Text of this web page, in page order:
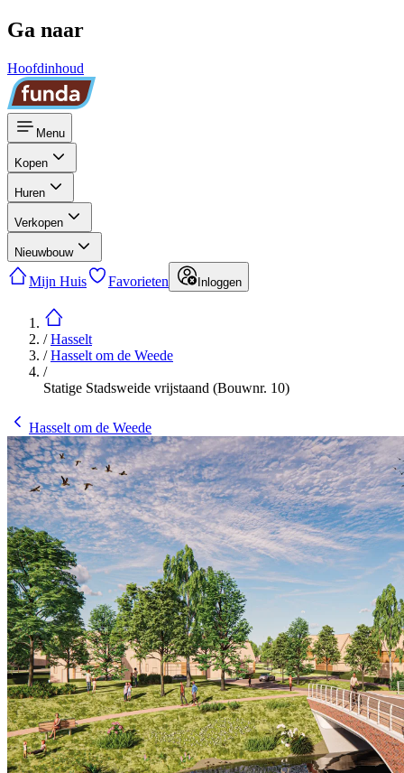
Ga naar
Hoofdinhoud
Menu
Kopen
Huren
Verkopen
Nieuwbouw
Mijn Huis Favorieten Inloggen
/Hasselt
/Hasselt om de Weede
/
Statige Stadsweide vrijstaand (Bouwnr. 10)
Hasselt om de Weede